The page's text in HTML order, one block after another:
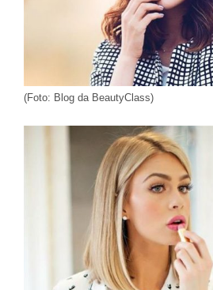
(Foto: Blog da BeautyClass)